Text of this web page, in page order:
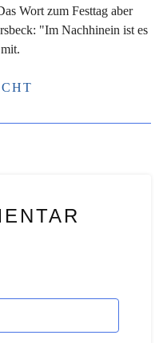
Wort zum Festtag aber
"Im Nachhinein ist es